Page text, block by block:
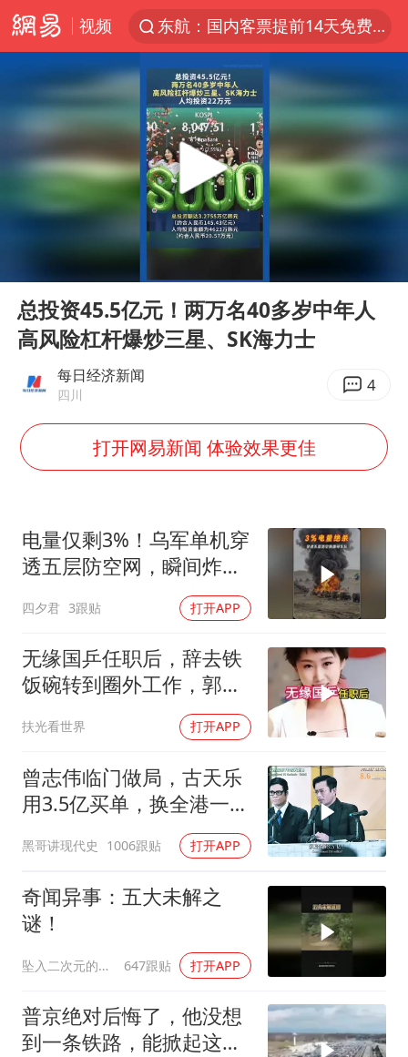
视频
东航：国内客票提前14天免费退改
台风白海豚加强
福建泉州市委书记张毅恭被查
我国货物贸易进出口超30万亿元
曝韩国足协为外籍裁判员安排色情招待
向鹏0-3不敌张本智和
“新疆阿勒泰八月能滑雪”不实
“立秋的第一杯奶茶”又爆单了
超颖电子拟投资20.86亿建设新项目
宇树科技中一签需缴款7.54万元
两名乘客在飞机上因调节座椅起冲突
山东潍坊发布大风黄色预警
夯实基础开新局
Play
总投资45.5亿元！两万名40多岁中年人
高风险杠杆爆炒三星、SK海力士
每日经济新闻
四川 4
打开网易新闻 体验效果更佳
电量仅剩3%！乌军单机穿
透五层防空网，瞬间炸飞
四夕君 3跟贴 打开APP
无缘国乒任职后，辞去铁
饭碗转到圈外工作，郭跃
扶光看世界 打开APP
曾志伟临门做局，古天乐
用3.5亿买单，换全港一声
黑哥讲现代史 1006跟贴 打开APP
奇闻异事：五大未解之
谜！
坠入二次元的海洋 647跟贴 打开APP
普京绝对后悔了，他没想
到一条铁路，能掀起这么